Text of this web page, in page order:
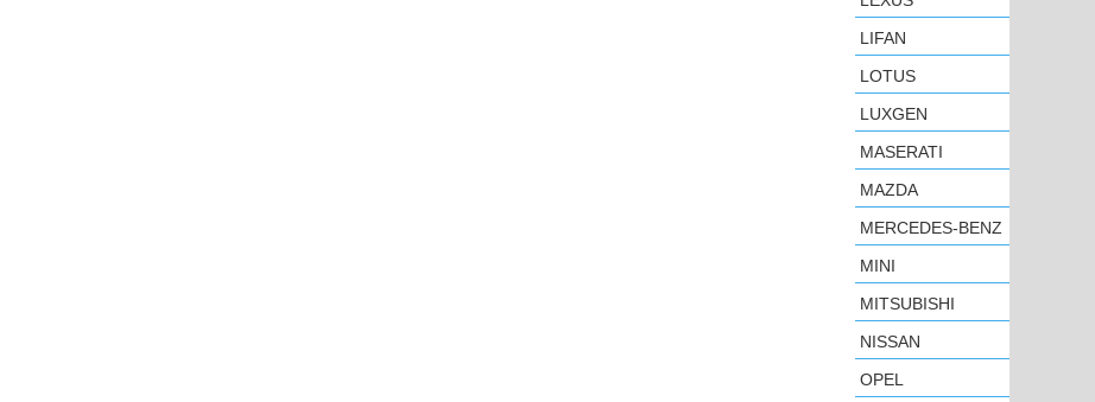
LIFAN
LOTUS
LUXGEN
MASERATI
MAZDA
MERCEDES-BENZ
MINI
MITSUBISHI
NISSAN
OPEL